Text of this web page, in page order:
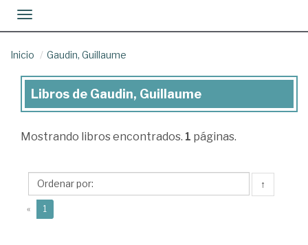
Toggle navigation
Inicio Gaudin, Guillaume
Libros
Gaudin,
Libros de Gaudin, Guillaume
Mostrando libros encontrados. 1 páginas.
↑
« 1